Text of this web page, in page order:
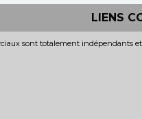
LIENS
sont totalement indépendants